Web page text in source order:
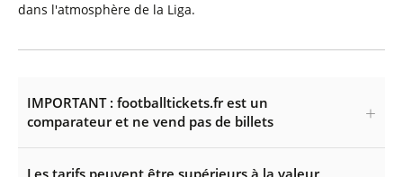
dans l'atmosphère de la Liga.
IMPORTANT : footballtickets.fr est un
comparateur et ne vend pas de billets
Les tarifs peuvent être supérieurs à la valeur